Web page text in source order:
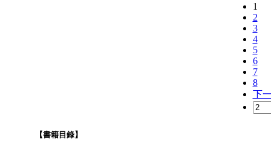
1
2
3
4
5
6
7
8
下
【書籍目錄】